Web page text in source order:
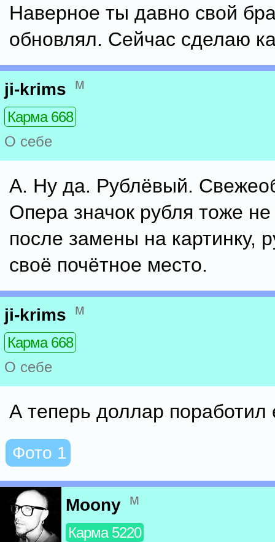
Наверное ты давно свой
обновлял. Сейчас сделаю
ji-krims м
Карма 668
О себе
А. Ну да. Рублёвый.
Опера значок рубля тоже
после замены на картинку,
своё почётное место.
ji-krims м
Карма 668
О себе
А теперь доллар поработил
Фото 1
Moony м
Карма 5220